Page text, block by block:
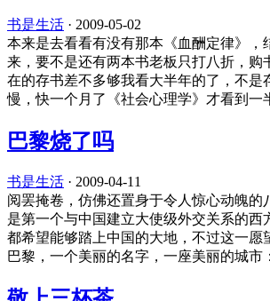
书是生活 · 2009-05-02
本来是去看看有没有那本《血酬定律》，
来，要不是还有两本书老板只打八折，购
在的存书差不多够我看大半年的了，不是
慢，快一个月了《社会心理学》才看到
巴黎烧了吗
书是生活 · 2009-04-11
阅罢掩卷，仿佛还置身于令人惊心动魄的
是第一个与中国建立大使级外交关系的西
都希望能够踏上中国的大地，不过这一愿
巴黎，一个美丽的名字，一座美丽的城